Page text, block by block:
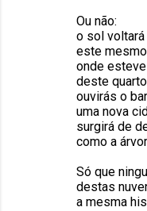
Ou não:
o sol voltará
este
onde
deste quarto
ouvirás o
uma nova
surgirá de
como a
Só que
destas
a mesma